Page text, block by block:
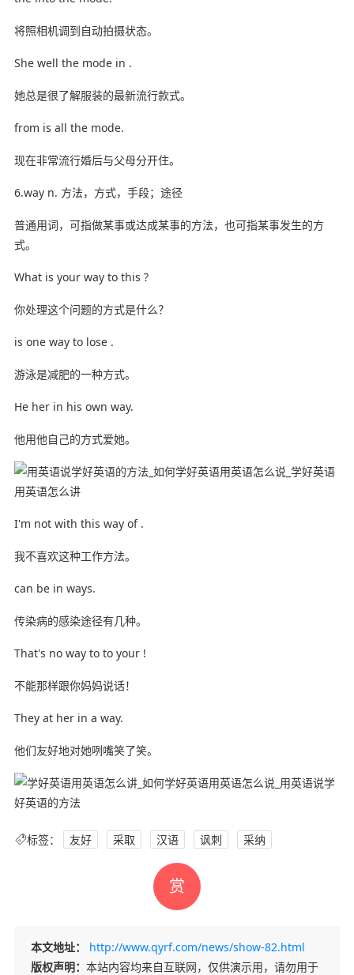
将照相机调到自动拍摄状态。
She well the mode in .
她总是很了解服装的最新流行款式。
from is all the mode.
现在非常流行婚后与父母分开住。
6.way n. 方法，方式，手段；途径
普通用词，可指做某事或达成某事的方法，也可指某事发生的方
式。
What is your way to this ?
你处理这个问题的方式是什么？
is one way to lose .
游泳是减肥的一种方式。
He her in his own way.
他用他自己的方式爱她。
I'm not with this way of .
我不喜欢这种工作方法。
can be in ways.
传染病的感染途径有几种。
That's no way to to your !
不能那样跟你妈妈说话！
They at her in a way.
他们友好地对她咧嘴笑了笑。
标签： 友好 采取 汉语 讽刺 采纳
赏
本文地址：
http://www.qyrf.com/news/show-82.html
版权声明： 本站内容均来自互联网，仅供演示用，请勿用于